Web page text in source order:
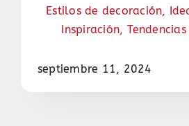
Estilos de decoración,
Inspiración,
septiembre 11, 2024